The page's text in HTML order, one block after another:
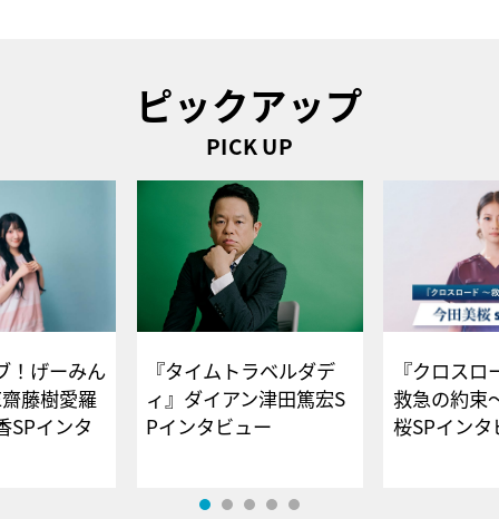
ピックアップ
PICK UP
！げーみん
藤樹愛羅
SPインタ
『タイムトラベルダデ
ィ』ダイアン津田篤宏S
Pインタビュー
『クロス
救急の約束
桜SPイ